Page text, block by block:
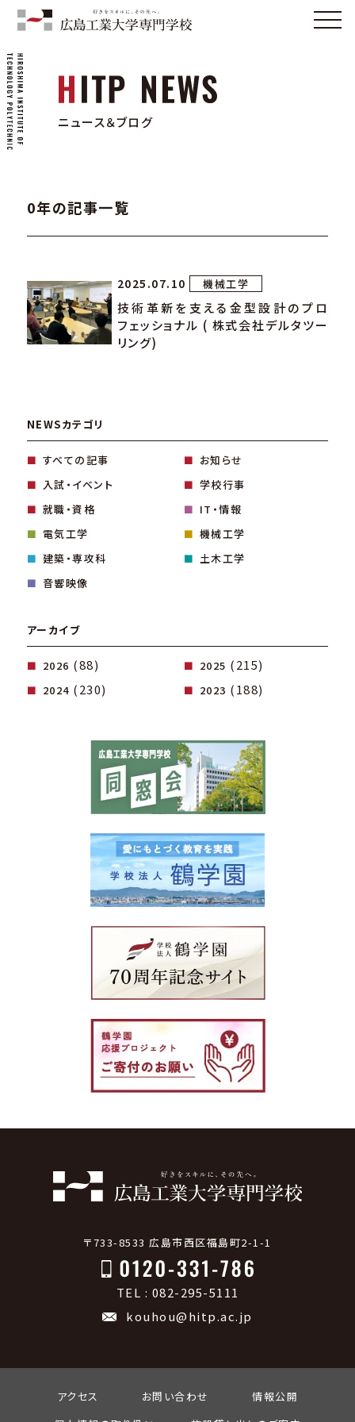
ニュース＆ブログ
0年の記事一覧
2025.07.10 機械工学
技術革新を支える金型設計のプロ
フェッショナル ( 株式会社デルタツー
リング)
NEWSカテゴリ
すべての記事
お知らせ
入試・イベント
学校行事
就職・資格
IT・情報
電気工学
機械工学
建築・専攻科
土木工学
音響映像
アーカイブ
2026 (88) 2025 (215)
2024 (230) 2023 (188)
〒733-8533 広島市西区福島町2-1-1
TEL : 082-295-5111
kouhou@hitp.ac.jp
アクセス お問い合わせ
情報公開